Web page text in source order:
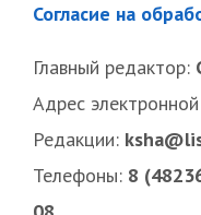
Согласие на
Главный редактор:
Адрес
Редакции:
Телефоны: 8